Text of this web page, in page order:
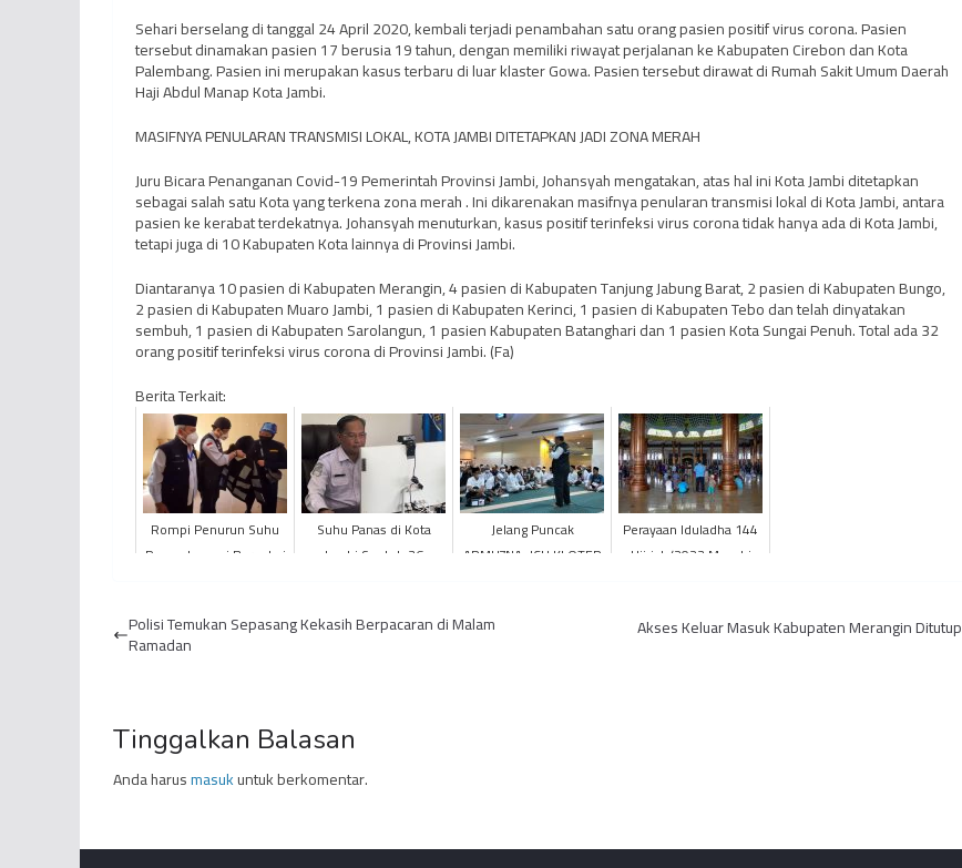
Sehari berselang di tanggal 24 April 2020, kembali terjadi penambahan satu orang pasien positif virus corona. Pasien
tersebut dinamakan pasien 17 berusia 19 tahun, dengan memiliki riwayat perjalanan ke Kabupaten Cirebon dan Kota
Palembang. Pasien ini merupakan kasus terbaru di luar klaster Gowa. Pasien tersebut dirawat di Rumah Sakit Umum Daerah
Haji Abdul Manap Kota Jambi.
MASIFNYA PENULARAN TRANSMISI LOKAL, KOTA JAMBI DITETAPKAN JADI ZONA MERAH
Juru Bicara Penanganan Covid-19 Pemerintah Provinsi Jambi, Johansyah mengatakan, atas hal ini Kota Jambi ditetapkan
sebagai salah satu Kota yang terkena zona merah . Ini dikarenakan masifnya penularan transmisi lokal di Kota Jambi, antara
pasien ke kerabat terdekatnya. Johansyah menuturkan, kasus positif terinfeksi virus corona tidak hanya ada di Kota Jambi,
tetapi juga di 10 Kabupaten Kota lainnya di Provinsi Jambi.
Diantaranya 10 pasien di Kabupaten Merangin, 4 pasien di Kabupaten Tanjung Jabung Barat, 2 pasien di Kabupaten Bungo,
2 pasien di Kabupaten Muaro Jambi, 1 pasien di Kabupaten Kerinci, 1 pasien di Kabupaten Tebo dan telah dinyatakan
sembuh, 1 pasien di Kabupaten Sarolangun, 1 pasien Kabupaten Batanghari dan 1 pasien Kota Sungai Penuh. Total ada 32
orang positif terinfeksi virus corona di Provinsi Jambi. (Fa)
Berita Terkait:
Rompi Penurun Suhu
Panas, Inovasi Baru dari
Suhu Panas di Kota
Jambi Sentuh 36
Jelang Puncak
ARMUZNA, JCH KLOTER
Perayaan Iduladha 144
Hijriah/2023 Masehi
Polisi Temukan Sepasang Kekasih Berpacaran di Malam
Ramadan
Akses Keluar Masuk Kabupaten Merangin Ditutup
Tinggalkan Balasan
Anda harusmasukuntuk berkomentar.